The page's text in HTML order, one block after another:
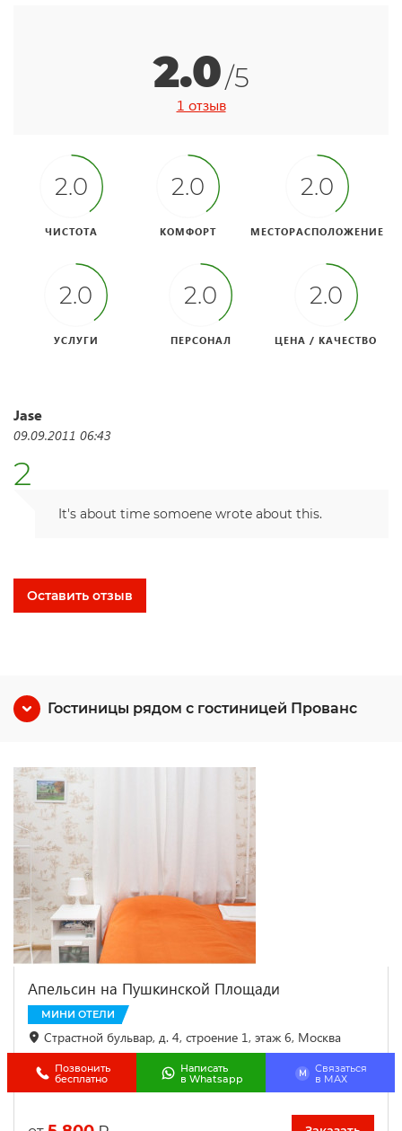
2.0/5
1 отзыв
2.0
ЧИСТОТА
2.0
КОМФОРТ
2.0
МЕСТОРАСПОЛОЖЕНИЕ
2.0
УСЛУГИ
2.0
ПЕРСОНАЛ
2.0
ЦЕНА / КАЧЕСТВО
Jase
09.09.2011 06:43
2
It's about time somoene wrote about this.
Оставить отзыв
Гостиницы рядом с гостиницей Прованс
Апельсин на Пушкинской Площади
МИНИ ОТЕЛИ
Страстной бульвар, д. 4, строение 1, этаж 6, Москва
43 м до объекта
Позвонить
бесплатно
Написать
в Whatsapp
M
Связаться
в МАХ